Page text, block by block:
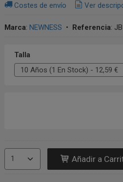
Costes de envío Ver
Marca: NEWNESS • Referencia:
Talla
Añadir a